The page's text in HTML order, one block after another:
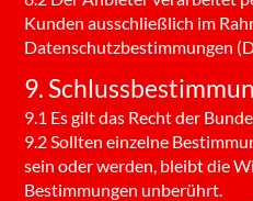
Kunden ausschließlich im
Datenschutzbestimmungen
9.
9.1 Es gilt das Recht der
9.2 Sollten einzelne
sein oder werden, bleibt die
Bestimmungen unberührt.